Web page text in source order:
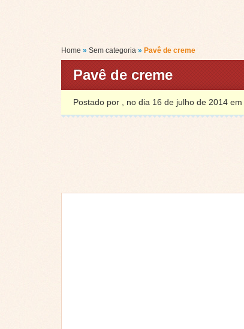
Home » Sem categoria » Pavê de creme
Pavê de creme
Postado por , no dia 16 de julho de 2014 em